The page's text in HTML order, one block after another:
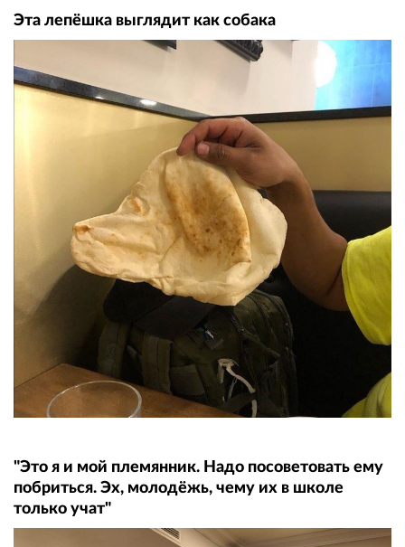
Эта лепёшка выглядит как собака
"Это я и мой племянник. Надо посоветовать ему
побриться. Эх, молодёжь, чему их в школе
только учат"